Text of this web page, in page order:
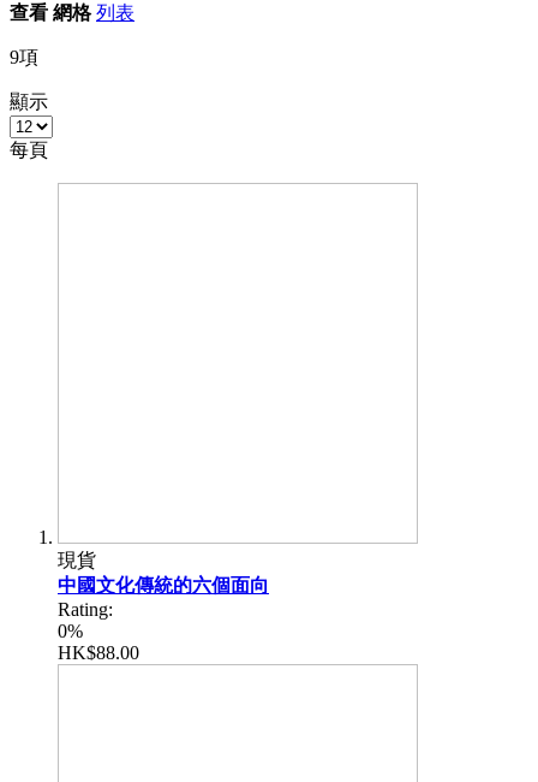
查看 網格 列表
9項
顯示
每頁
現貨
中國文化傳統的六個面向
Rating:
0%
HK$88.00